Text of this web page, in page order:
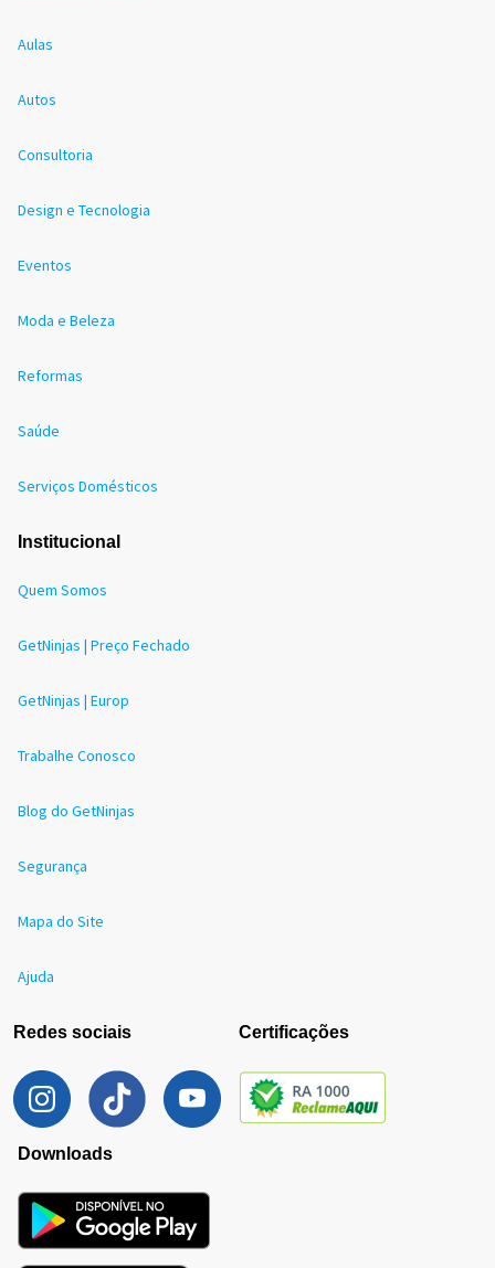
Aulas
Autos
Consultoria
Design e Tecnologia
Eventos
Moda e Beleza
Reformas
Saúde
Serviços Domésticos
Institucional
Quem Somos
GetNinjas | Preço Fechado
GetNinjas | Europ
Trabalhe Conosco
Blog do GetNinjas
Segurança
Mapa do Site
Ajuda
Redes sociais Certificações
Downloads